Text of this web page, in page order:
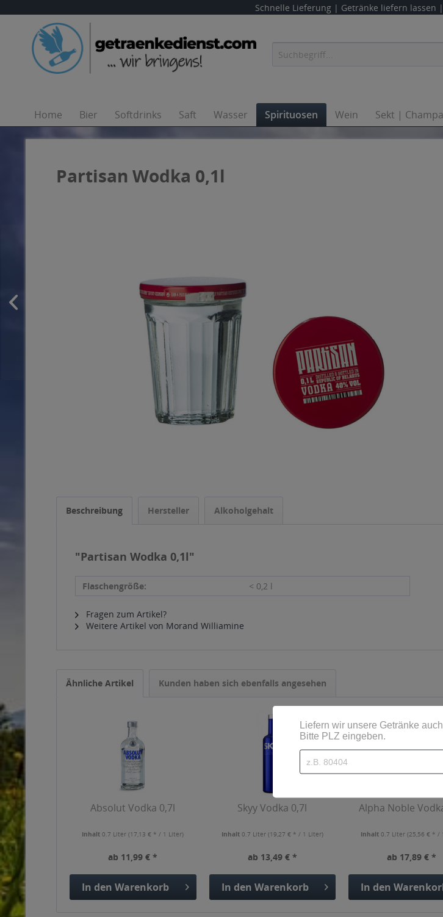
Schnelle Lieferung | Getränke liefern lassen
Home Bier Softdrinks Saft Wasser Spirituosen Wein Sekt |
Partisan Wodka 0,1l
Beschreibung Hersteller Alkoholgehalt
"Partisan Wodka 0,1l"
Flaschengröße: < 0,2 l
Fragen zum Artikel?
Weitere Artikel von Morand Williamine
Ähnliche Artikel Kunden haben sich ebenfalls angesehen
Absolut Vodka 0,7l
Inhalt0.7 Liter(17,13 € * / 1 Liter)
ab 11,99 € *
In den Warenkorb
Skyy Vodka 0,7l
Inhalt 0.7 Liter (19,27 € * / 1 Liter)
ab 13,49 € *
In den Warenkorb
Alpha Noble
Inhalt0.7 Liter(25,56 € * /
ab 17,89 € *
In den